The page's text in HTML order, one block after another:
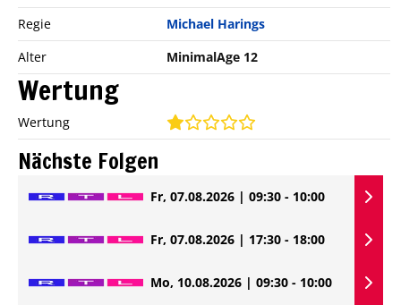
Regie
Michael Harings
Alter
MinimalAge 12
Wertung
Wertung
Nächste Folgen
Fr, 07.08.2026 | 09:30 - 10:00
Fr, 07.08.2026 | 17:30 - 18:00
Mo, 10.08.2026 | 09:30 - 10:00